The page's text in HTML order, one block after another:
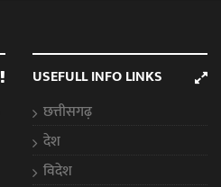
USEFULL INFO LINKS
छत्तीसगढ़
देश
विदेश